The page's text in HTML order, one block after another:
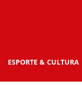
ESPORTE & CULTURA